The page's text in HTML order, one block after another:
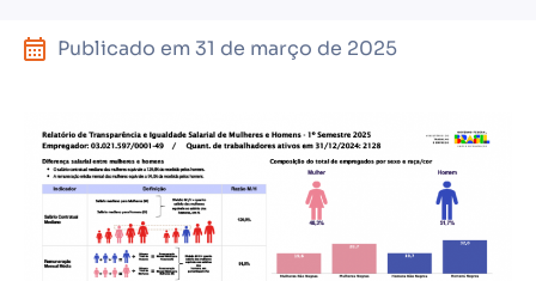
Publicado em 31 de março de 2025